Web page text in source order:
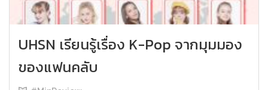
UHSN เรียนรู้เรื่อง K-Pop จากมุมมอง
ของแฟนคลับ